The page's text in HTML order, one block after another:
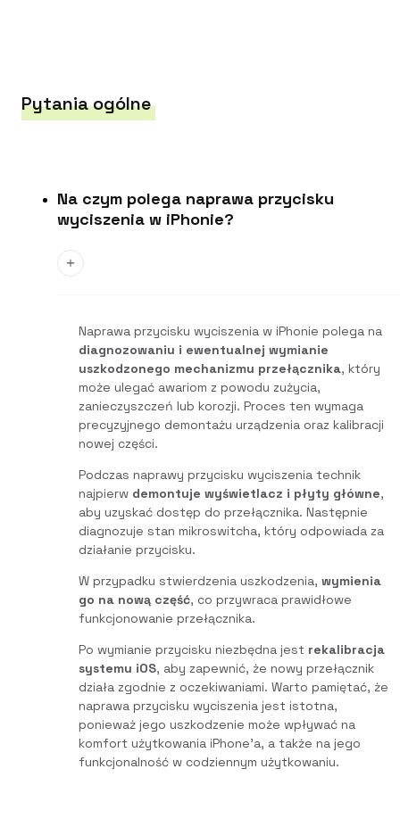
Pytania ogólne
Na czym polega naprawa przycisku
wyciszenia w iPhonie?
Naprawa przycisku wyciszenia w iPhonie polega na
diagnozowaniu i ewentualnej wymianie
uszkodzonego mechanizmu przełącznika, który
może ulegać awariom z powodu zużycia,
zanieczyszczeń lub korozji. Proces ten wymaga
precyzyjnego demontażu urządzenia oraz kalibracji
nowej części.
Podczas naprawy przycisku wyciszenia technik
najpierw demontuje wyświetlacz i płyty główne,
aby uzyskać dostęp do przełącznika. Następnie
diagnozuje stan mikroswitcha, który odpowiada za
działanie przycisku.
W przypadku stwierdzenia uszkodzenia, wymienia
go na nową część, co przywraca prawidłowe
funkcjonowanie przełącznika.
Po wymianie przycisku niezbędna jest rekalibracja
systemu iOS, aby zapewnić, że nowy przełącznik
działa zgodnie z oczekiwaniami. Warto pamiętać, że
naprawa przycisku wyciszenia jest istotna,
ponieważ jego uszkodzenie może wpływać na
komfort użytkowania iPhone’a, a także na jego
funkcjonalność w codziennym użytkowaniu.